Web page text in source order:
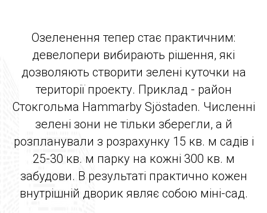
Озеленення тепер стає практичним:
девелопери вибирають рішення, які
дозволяють створити зелені куточки на
території проекту. Приклад - район
Стокгольма Hammarby Sjöstaden. Численні
зелені зони не тільки зберегли, а й
розпланували з розрахунку 15 кв. м садів і
25-30 кв. м парку на кожні 300 кв. м
забудови. В результаті практично кожен
внутрішній дворик являє собою міні-сад.